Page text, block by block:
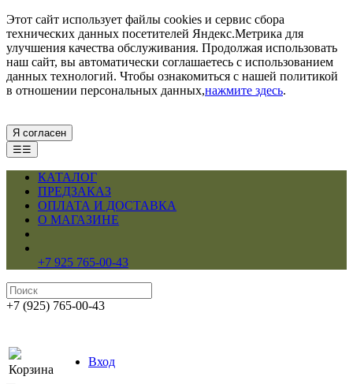
Этот сайт использует файлы cookies и сервис сбора
технических данных посетителей Яндекс.Метрика для
улучшения качества обслуживания. Продолжая использовать
наш сайт, вы автоматически соглашаетесь с использованием
данных технологий. Чтобы ознакомиться с нашей политикой
в отношении персональных данных,нажмите здесь.
Я согласен
☰☰
КАТАЛОГ
ПРЕДЗАКАЗ
ОПЛАТА И ДОСТАВКА
О МАГАЗИНЕ
+7 925 765-00-43
+7 (925) 765-00-43
Корзина
Вход